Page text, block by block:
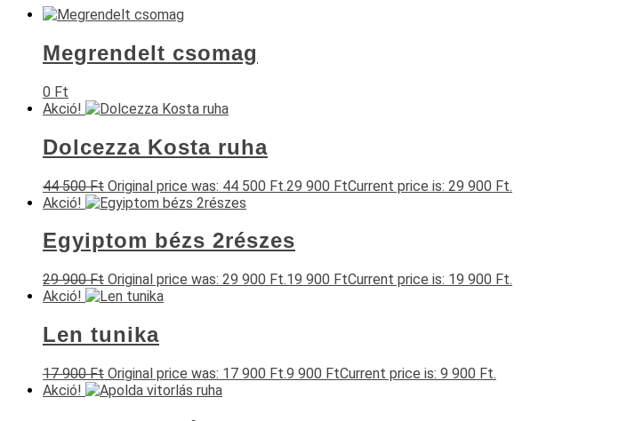
Megrendelt csomag
0 Ft
Akció!
Dolcezza Kosta ruha
44 500Ft Original price was: 44 500 Ft.29 900 FtCurrent price is: 29 900 Ft.
Akció!
Egyiptom bézs 2részes
29 900Ft Original price was: 29 900 Ft.19 900 FtCurrent price is: 19 900 Ft.
Akció!
Len tunika
17 900Ft Original price was: 17 900 Ft.9 900 FtCurrent price is: 9 900 Ft.
Akció!